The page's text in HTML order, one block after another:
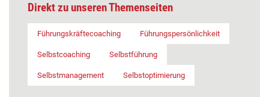
Direkt zu unseren Themenseiten
Führungskräftecoaching Führungspersönlichkeit
Selbstcoaching Selbstführung
Selbstmanagement Selbstoptimierung